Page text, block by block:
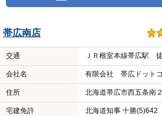
帯広南店
交通 ＪＲ根室本線帯広駅
会社名 有限会社 帯広ドット
住所 北海道帯広市西五条南
宅建免許 北海道知事 十勝(5)642